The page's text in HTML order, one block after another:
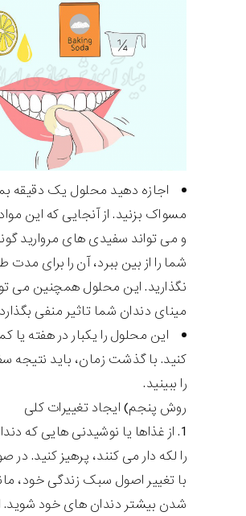
اجازه دهید محلول یک دقیقه
مسواک بزنید. از آنجایی که این
و می تواند سفیدی های مروارید
شما را از بین ببرد، آن را برای مدت
نگذارید. این محلول همچنین می
مینای دندان شما تاثیر منفی
این محلول را یکبار در هفته یا
کنید. با گذشت زمان، باید نتیجه
را ببینید.
روش پنجم) ایجاد تغییرات کلی
از غذاها یا نوشیدنی هایی که
را لکه دار می کنند، پرهیز کنید. در
با تغییر اصول سبک زندگی خود،
شدن بیشتر دندان های خود شوید.